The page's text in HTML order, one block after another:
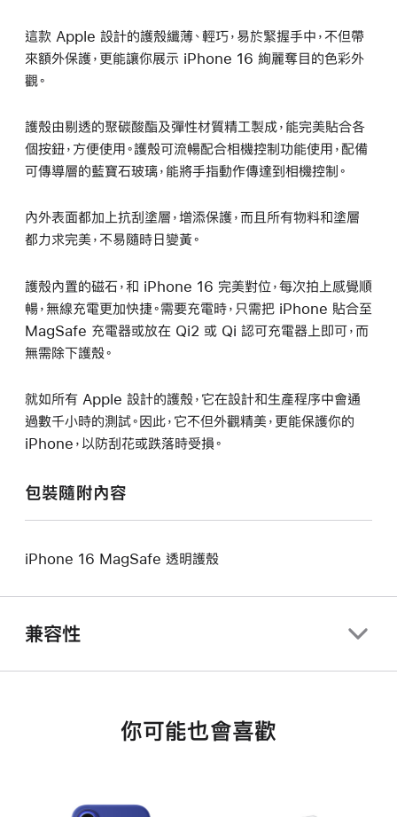
這款 Apple 設計的護殼纖薄、輕巧，易於緊握手中，不但帶
來額外保護，更能讓你展示 iPhone 16 絢麗奪目的色彩外
觀。
護殼由剔透的聚碳酸酯及彈性材質精工製成，能完美貼合各
個按鈕，方便使用。護殼可流暢配合相機控制功能使用，配備
可傳導層的藍寶石玻璃，能將手指動作傳達到相機控制。
內外表面都加上抗刮塗層，增添保護，而且所有物料和塗層
都力求完美，不易隨時日變黃。
護殼內置的磁石，和 iPhone 16 完美對位，每次拍上感覺順
暢，無線充電更加快捷。需要充電時，只需把 iPhone 貼合至
MagSafe 充電器或放在 Qi2 或 Qi 認可充電器上即可，而
無需除下護殼。
就如所有 Apple 設計的護殼，它在設計和生產程序中會通
過數千小時的測試。因此，它不但外觀精美，更能保護你的
iPhone，以防刮花或跌落時受損。
包裝隨附內容
iPhone 16 MagSafe 透明護殼
兼容性
你可能也會喜歡